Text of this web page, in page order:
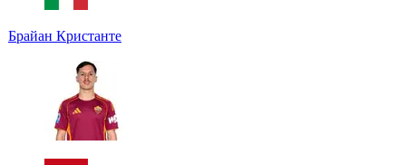
Брайан Кристанте